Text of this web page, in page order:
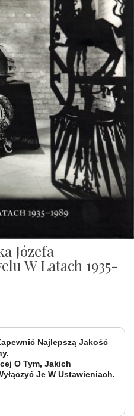
Józefa
W Latach 1935-
Najlepszą Jakość
O Tym, Jakich
Je W Ustawieniach.